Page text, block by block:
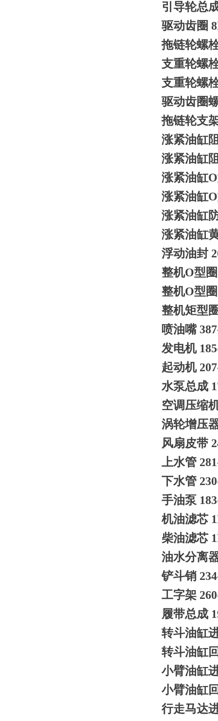
引导轮总
驱动齿圈
拖链轮螺
支重轮螺
支重轮螺
驱动齿圈
拖链轮支
涨紧油缸
涨紧油缸
涨紧油缸
涨紧油缸
涨紧油缸
涨紧油缸
浮动油封
整机O型
整机O型
整机矩型
喷油嘴
发电机
起动机
水泵总成
空调压缩
涡轮增压
风扇皮带
上水管
下水管
手油泵
机油滤芯
柴油滤芯
油水分离
铲斗销
工字架
履带总成
转斗油缸
转斗油缸
小臂油缸
小臂油缸
行走马达